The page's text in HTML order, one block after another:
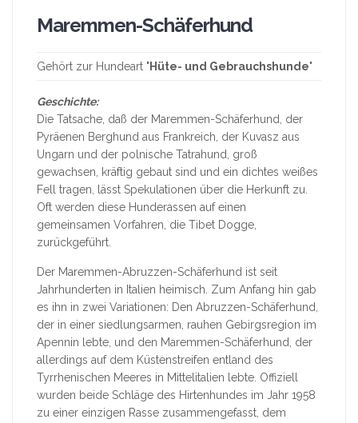
Maremmen-Schäferhund
Gehört zur Hundeart " Hüte- und Gebrauchshunde"
Geschichte:
Die Tatsache, daß der Maremmen-Schäferhund, der
Pyräenen Berghund aus Frankreich, der Kuvasz aus
Ungarn und der polnische Tatrahund, groß
gewachsen, kräftig gebaut sind und ein dichtes weißes
Fell tragen, lässt Spekulationen über die Herkunft zu.
Oft werden diese Hunderassen auf einen
gemeinsamen Vorfahren, die Tibet Dogge,
zurückgeführt.
Der Maremmen-Abruzzen-Schäferhund ist seit
Jahrhunderten in Italien heimisch. Zum Anfang hin gab
es ihn in zwei Variationen: Den Abruzzen-Schäferhund,
der in einer siedlungsarmen, rauhen Gebirgsregion im
Apennin lebte, und den Maremmen-Schäferhund, der
allerdings auf dem Küstenstreifen entland des
Tyrrhenischen Meeres in Mittelitalien lebte. Offiziell
wurden beide Schläge des Hirtenhundes im Jahr 1958
zu einer einzigen Rasse zusammengefasst, dem